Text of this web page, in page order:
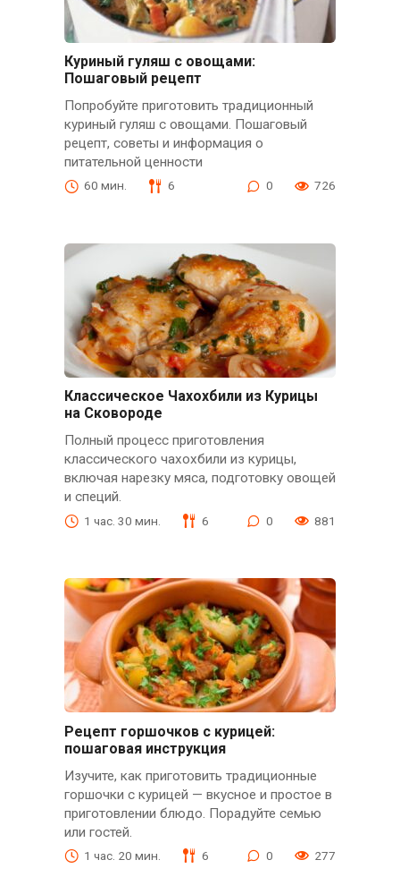
Куриный гуляш с овощами:
Пошаговый рецепт
Попробуйте приготовить традиционный
куриный гуляш с овощами. Пошаговый
рецепт, советы и информация о
питательной ценности
60 мин. 6 0 726
Классическое Чахохбили из Курицы
на Сковороде
Полный процесс приготовления
классического чахохбили из курицы,
включая нарезку мяса, подготовку овощей
и специй.
1 час. 30 мин. 6 0 881
Рецепт горшочков с курицей:
пошаговая инструкция
Изучите, как приготовить традиционные
горшочки с курицей — вкусное и простое в
приготовлении блюдо. Порадуйте семью
или гостей.
1 час. 20 мин. 6 0 277